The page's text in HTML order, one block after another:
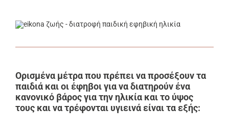
Ορισμένα μέτρα που πρέπει να προσέξουν τα
παιδιά και οι έφηβοι για να διατηρούν ένα
κανονικό βάρος για την ηλικία και το ύψος
τους και να τρέφονται υγιεινά είναι τα εξής: